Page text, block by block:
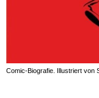
Comic-Biografie. Illustriert von